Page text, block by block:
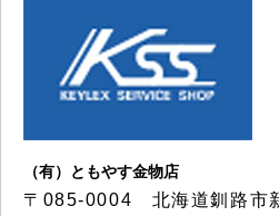
（有）ともやす金物店
〒085-0004 北海道釧路市